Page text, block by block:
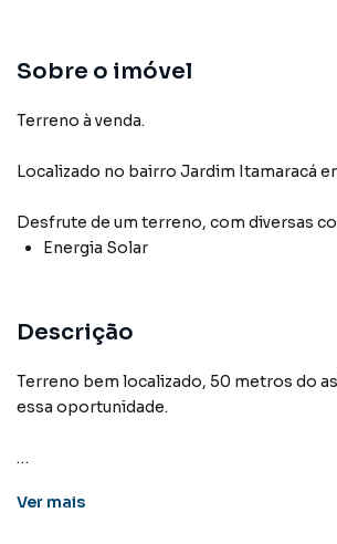
Sobre o imóvel
Terreno à venda.
Localizado no bairro Jardim Itamaracá
Desfrute de um terreno, com diversas
Energia Solar
Descrição
Terreno bem localizado, 50 metros do
essa oportunidade.
Itamaracá, em Campo Grande. Não
Ver mais